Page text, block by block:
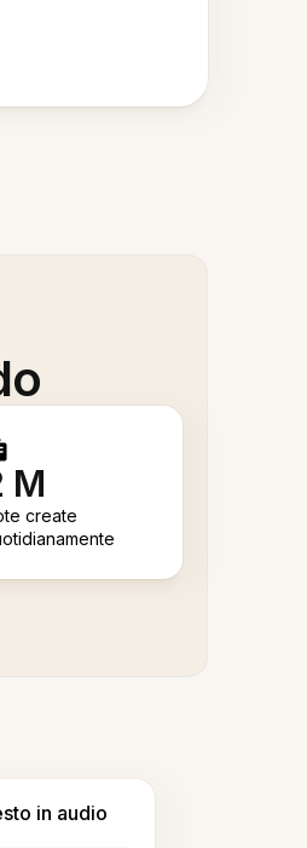
M
create
in audio